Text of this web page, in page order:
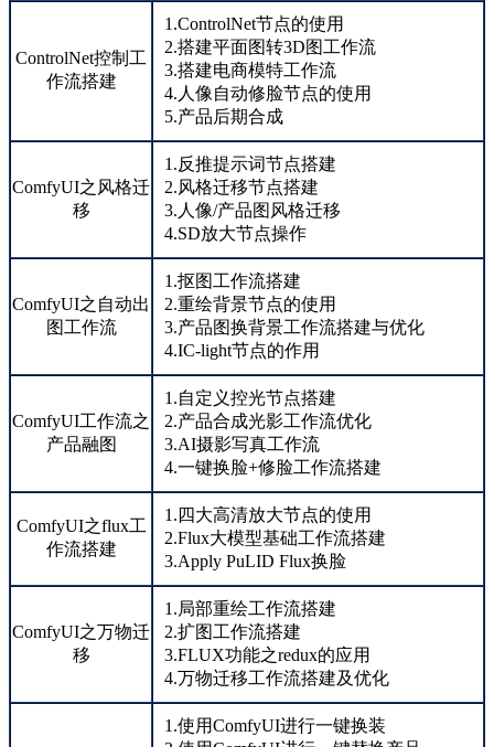
ControlNet控制工
作流搭建
1.ControlNet节点的使用
2.搭建平面图转3D图工作流
3.搭建电商模特工作流
4.人像自动修脸节点的使用
5.产品后期合成
ComfyUI之风格迁
移
1.反推提示词节点搭建
2.风格迁移节点搭建
3.人像/产品图风格迁移
4.SD放大节点操作
ComfyUI之自动出
图工作流
1.抠图工作流搭建
2.重绘背景节点的使用
3.产品图换背景工作流搭建与优化
4.IC-light节点的作用
ComfyUI工作流之
产品融图
1.自定义控光节点搭建
2.产品合成光影工作流优化
3.AI摄影写真工作流
4.一键换脸+修脸工作流搭建
ComfyUI之flux工
作流搭建
1.四大高清放大节点的使用
2.Flux大模型基础工作流搭建
3.Apply PuLID Flux换脸
ComfyUI之万物迁
移
1.局部重绘工作流搭建
2.扩图工作流搭建
3.FLUX功能之redux的应用
4.万物迁移工作流搭建及优化
1.使用ComfyUI进行一键换装